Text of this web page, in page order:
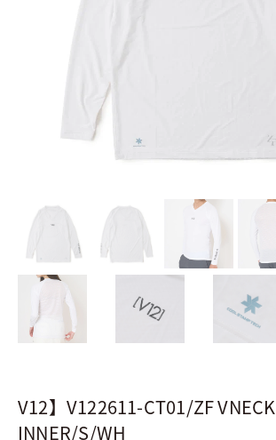
V12】V122611-CT01/ZF VNECK
INNER/S/WH